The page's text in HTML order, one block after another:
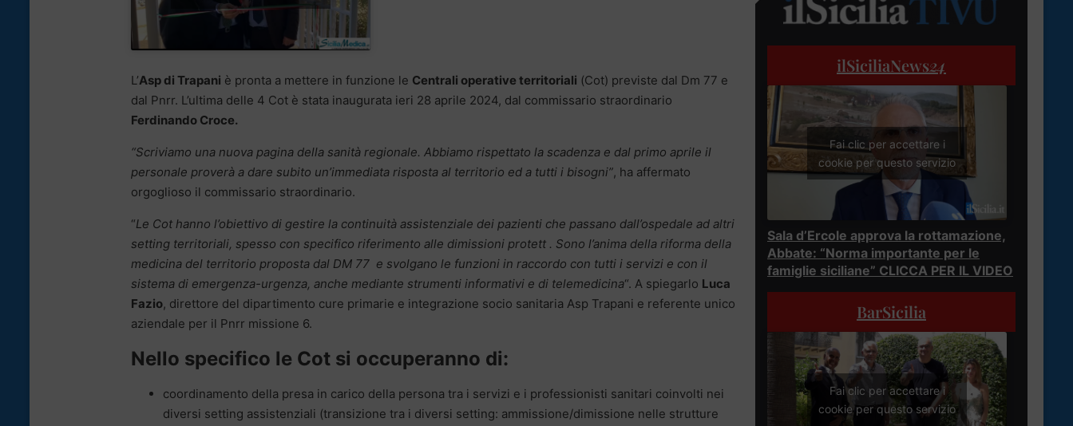
L’Asp di Trapani è pronta a mettere in funzione le Centrali operative territoriali (Cot) previste dal Dm 77 e
dal Pnrr. L’ultima delle 4 Cot è stata inaugurata ieri 28 aprile 2024, dal commissario straordinario
Ferdinando Croce.
“Scriviamo una nuova pagina della sanità regionale. Abbiamo rispettato la scadenza e dal primo aprile il
personale proverà a dare subito un’immediata risposta al territorio ed a tutti i bisogni”, ha affermato
orgoglioso il commissario straordinario.
“Le Cot hanno l’obiettivo di gestire la continuità assistenziale dei pazienti che passano dall’ospedale ad altri
setting territoriali, spesso con specifico riferimento alle dimissioni protett . Sono l’anima della riforma della
medicina del territorio proposta dal DM 77 e svolgano le funzioni in raccordo con tutti i servizi e con il
sistema di emergenza-urgenza, anche mediante strumenti informativi e di telemedicina“. A spiegarlo Luca
Fazio, direttore del dipartimento cure primarie e integrazione socio sanitaria Asp Trapani e referente unico
aziendale per il Pnrr missione 6.
Nello specifico le Cot si occuperanno di:
coordinamento della presa in carico della persona tra i servizi e i professionisti sanitari coinvolti nei
diversi setting assistenziali (transizione tra i diversi setting: ammissione/dimissione nelle strutture
ilSiciliaNews24
Fai clic per accettare i
cookie per questo servizio
Sala d’Ercole approva la rottamazione,
Abbate: “Norma importante per le
famiglie siciliane” CLICCA PER IL VIDEO
BarSicilia
Fai clic per accettare i
cookie per questo servizio